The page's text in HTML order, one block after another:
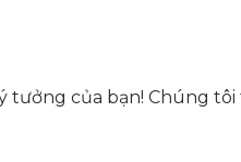
của bạn! Chúng